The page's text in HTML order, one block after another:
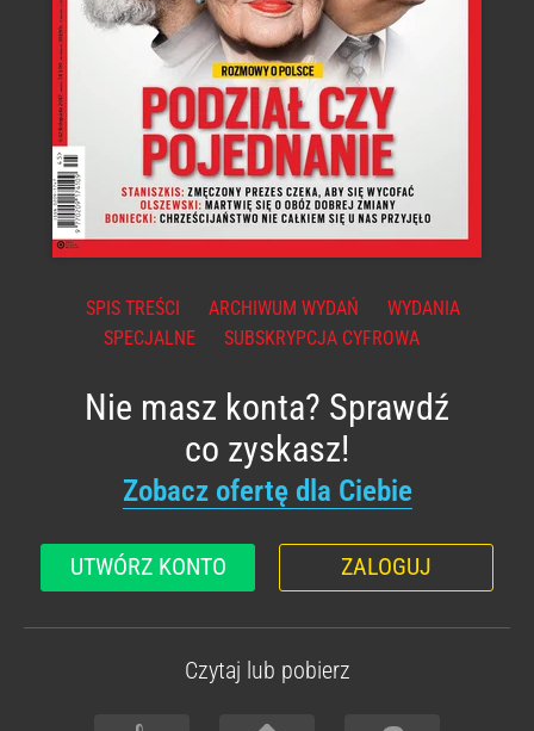
SPIS TREŚCI ARCHIWUM WYDAŃ
WYDANIA
SPECJALNE
SUBSKRYPCJA CYFROWA
Nie masz konta? Sprawdź
co zyskasz!
Zobacz ofertę dla Ciebie
UTWÓRZ KONTO ZALOGUJ
Czytaj lub pobierz